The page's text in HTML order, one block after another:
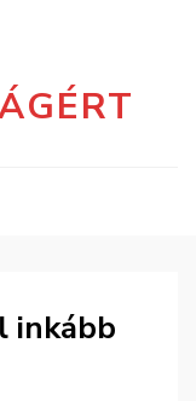
inkább